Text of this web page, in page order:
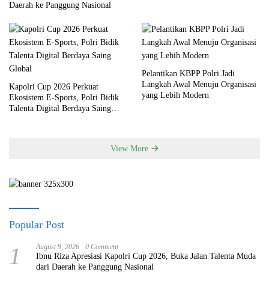
Daerah ke Panggung Nasional
Kapolri Cup 2026 Perkuat
Ekosistem E-Sports, Polri Bidik
Talenta Digital Berdaya Saing
Pelantikan KBPP Polri Jadi
Langkah Awal Menuju Organisasi
yang Lebih Modern
View More
Popular Post
1 August 9, 2026 0 Comment
Ibnu Riza Apresiasi Kapolri Cup 2026, Buka Jalan Talenta Muda
dari Daerah ke Panggung Nasional